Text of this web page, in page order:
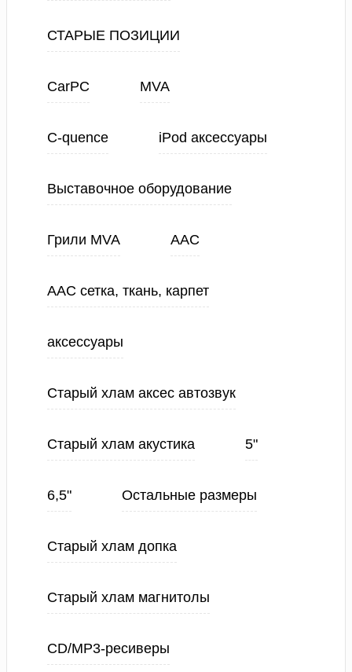
СТАРЫЕ ПОЗИЦИИ
CarPC MVA
C-quence iPod аксессуары
Выставочное оборудование
Грили MVA ААС
ААС сетка, ткань, карпет
аксессуары
Старый хлам аксес автозвук
Старый хлам акустика 5"
6,5" Остальные размеры
Старый хлам допка
Старый хлам магнитолы
CD/MP3-ресиверы